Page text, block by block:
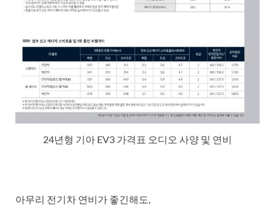
24년형 기아 EV3 가격표 오디오 사양 및 연비
아무리 전기차 연비가 좋긴해도,